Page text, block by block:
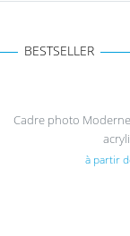
BESTSELLER
Cadre photo
à partir